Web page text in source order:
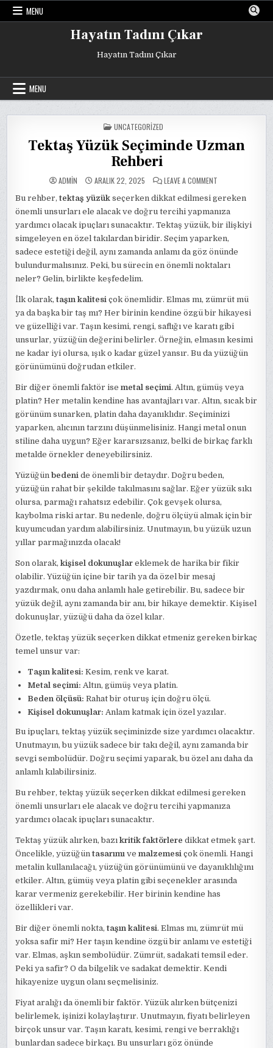
Skip
MENU
Hayatın Tadını Çıkar
Hayatın Tadını Çıkar
MENU
POSTED
IN
UNCATEGORIZED
Tektaş Yüzük Seçiminde Uzman
Rehberi
ADMIN ARALIK 22, 2025 LEAVE A COMMENT
YÜZÜK
SEÇIMINDE
UZMAN
REHBERI
Bu rehber,tektaş yüzük seçerken dikkat edilmesi gereken
önemli unsurları ele alacak ve doğru tercihi yapmanıza
yardımcı olacak ipuçları sunacaktır. Tektaş yüzük, bir ilişkiyi
simgeleyen en özel takılardan biridir. Seçim yaparken,
sadece estetiği değil, aynı zamanda anlamı da göz önünde
bulundurmalısınız. Peki, bu sürecin en önemli noktaları
neler? Gelin, birlikte keşfedelim.
İlk olarak,taşın kalitesi çok önemlidir. Elmas mı, zümrüt mü
ya da başka bir taş mı? Her birinin kendine özgü bir hikayesi
ve güzelliği var. Taşın kesimi, rengi, saflığı ve karatı gibi
unsurlar, yüzüğün değerini belirler. Örneğin, elmasın kesimi
ne kadar iyi olursa, ışık o kadar güzel yansır. Bu da yüzüğün
görünümünü doğrudan etkiler.
Bir diğer önemli faktör isemetal seçimi. Altın, gümüş veya
platin? Her metalin kendine has avantajları var. Altın, sıcak bir
görünüm sunarken, platin daha dayanıklıdır. Seçiminizi
yaparken, alıcının tarzını düşünmelisiniz. Hangi metal onun
stiline daha uygun? Eğer kararsızsanız, belki de birkaç farklı
metalde örnekler deneyebilirsiniz.
Yüzüğünbedeni de önemli bir detaydır. Doğru beden,
yüzüğün rahat bir şekilde takılmasını sağlar. Eğer yüzük sıkı
olursa, parmağı rahatsız edebilir. Çok gevşek olursa,
kaybolma riski artar. Bu nedenle, doğru ölçüyü almak için bir
kuyumcudan yardım alabilirsiniz. Unutmayın, bu yüzük uzun
yıllar parmağınızda olacak!
Son olarak,kişisel dokunuşlar eklemek de harika bir fikir
olabilir. Yüzüğün içine bir tarih ya da özel bir mesaj
yazdırmak, onu daha anlamlı hale getirebilir. Bu, sadece bir
yüzük değil, aynı zamanda bir anı, bir hikaye demektir. Kişisel
dokunuşlar, yüzüğü daha da özel kılar.
Özetle, tektaş yüzük seçerken dikkat etmeniz gereken birkaç
temel unsur var:
Taşın kalitesi: Kesim, renk ve karat.
Metal seçimi: Altın, gümüş veya platin.
Beden ölçüsü: Rahat bir oturuş için doğru ölçü.
Kişisel dokunuşlar: Anlam katmak için özel yazılar.
Bu ipuçları, tektaş yüzük seçiminizde size yardımcı olacaktır.
Unutmayın, bu yüzük sadece bir takı değil, aynı zamanda bir
sevgi sembolüdür. Doğru seçimi yaparak, bu özel anı daha da
anlamlı kılabilirsiniz.
Bu rehber, tektaş yüzük seçerken dikkat edilmesi gereken
önemli unsurları ele alacak ve doğru tercihi yapmanıza
yardımcı olacak ipuçları sunacaktır.
Tektaş yüzük alırken, bazıkritik faktörlere dikkat etmek şart.
Öncelikle, yüzüğüntasarımı vemalzemesi çok önemli. Hangi
metalin kullanılacağı, yüzüğün görünümünü ve dayanıklılığını
etkiler. Altın, gümüş veya platin gibi seçenekler arasında
karar vermeniz gerekebilir. Her birinin kendine has
özellikleri var.
Bir diğer önemli nokta,taşın kalitesi. Elmas mı, zümrüt mü
yoksa safir mi? Her taşın kendine özgü bir anlamı ve estetiği
var. Elmas, aşkın sembolüdür. Zümrüt, sadakati temsil eder.
Peki ya safir? O da bilgelik ve sadakat demektir. Kendi
hikayenize uygun olanı seçmelisiniz.
Fiyat aralığı da önemli bir faktör. Yüzük alırken bütçenizi
belirlemek, işinizi kolaylaştırır. Unutmayın, fiyatı belirleyen
birçok unsur var. Taşın karatı, kesimi, rengi ve berraklığı
bunlardan sadece birkaçı. Bu unsurları göz önünde